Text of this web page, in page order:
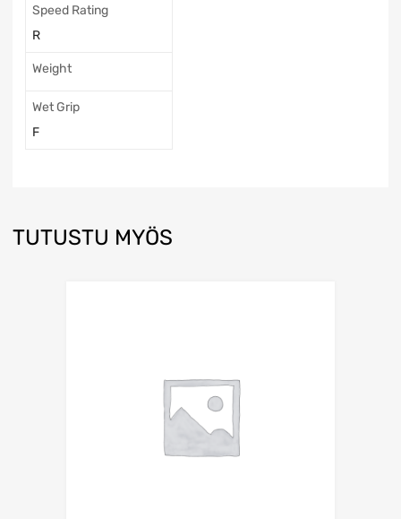
Speed Rating
R
Weight
Wet Grip
F
TUTUSTU MYÖS